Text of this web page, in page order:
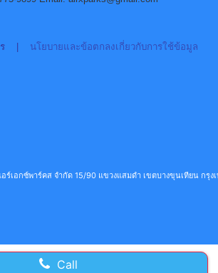
| นโยบายและข้อตกลงเกี่ยวกับการใช้ข้อมูล
ร์เอกซ์พาร์คส จำกัด 15/90 แขวงแสมดำ เขตบางขุนเทียน กรุ
Call